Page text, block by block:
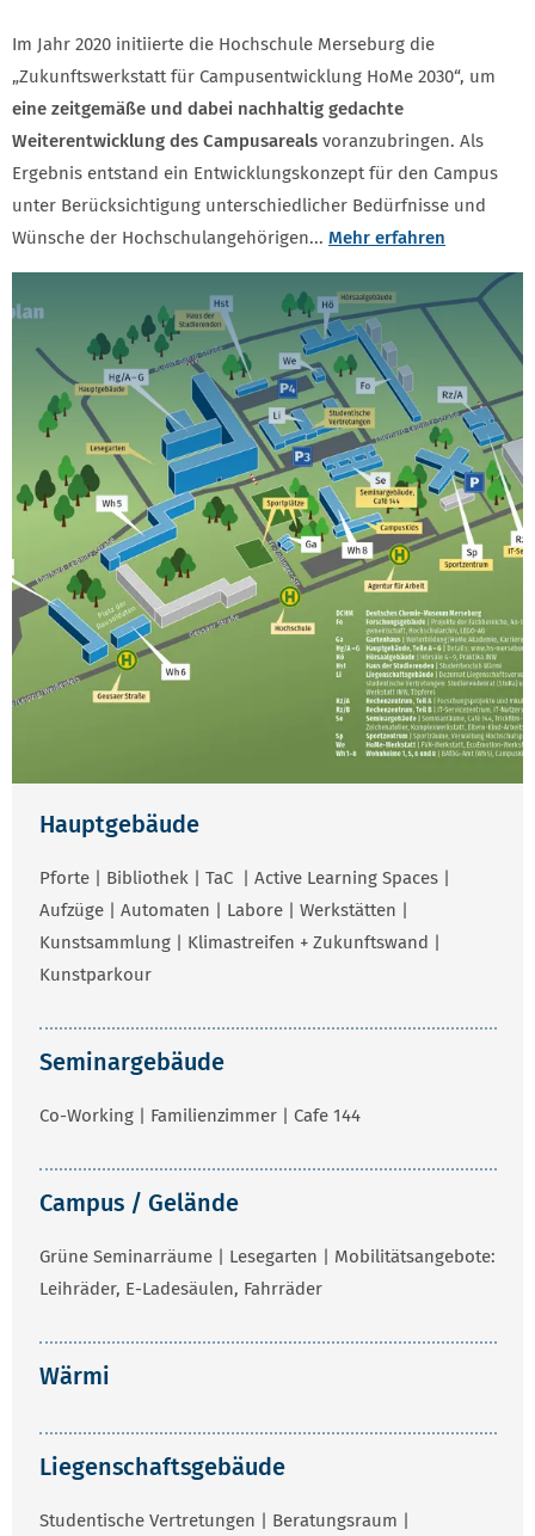
Im Jahr 2020 initiierte die Hochschule Merseburg die
„Zukunftswerkstatt für Campusentwicklung HoMe 2030“, um
eine zeitgemäße und dabei nachhaltig gedachte
Weiterentwicklung des Campusareals voranzubringen. Als
Ergebnis entstand ein Entwicklungskonzept für den Campus
unter Berücksichtigung unterschiedlicher Bedürfnisse und
Wünsche der Hochschulangehörigen... Mehr erfahren
Hauptgebäude
Pforte | Bibliothek | TaC | Active Learning Spaces |
Aufzüge | Automaten | Labore | Werkstätten |
Kunstsammlung | Klimastreifen + Zukunftswand |
Kunstparkour
Seminargebäude
Co-Working | Familienzimmer | Cafe 144
Campus / Gelände
Grüne Seminarräume | Lesegarten | Mobilitätsangebote:
Leihräder, E-Ladesäulen, Fahrräder
Wärmi
Liegenschaftsgebäude
Studentische Vertretungen | Beratungsraum |